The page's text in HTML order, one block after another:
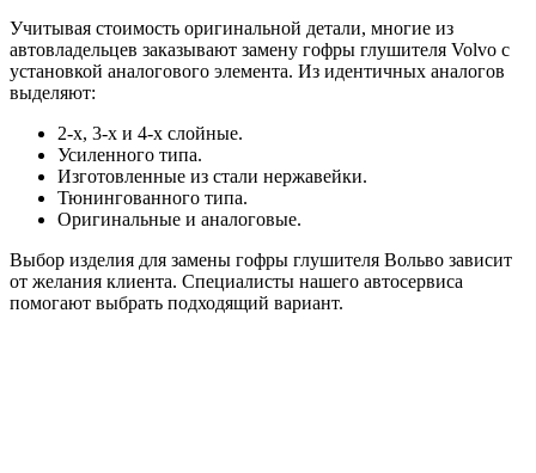
Учитывая стоимость оригинальной детали, многие из
автовладельцев заказывают замену гофры глушителя Volvo с
установкой аналогового элемента. Из идентичных аналогов
выделяют:
2-х, 3-х и 4-х слойные.
Усиленного типа.
Изготовленные из стали нержавейки.
Тюнингованного типа.
Оригинальные и аналоговые.
Выбор изделия для замены гофры глушителя Вольво зависит
от желания клиента. Специалисты нашего автосервиса
помогают выбрать подходящий вариант.